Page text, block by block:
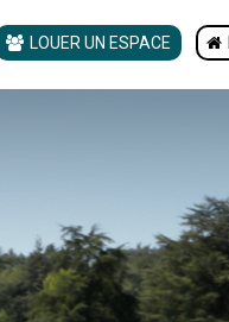
LOUER UN ESPACE